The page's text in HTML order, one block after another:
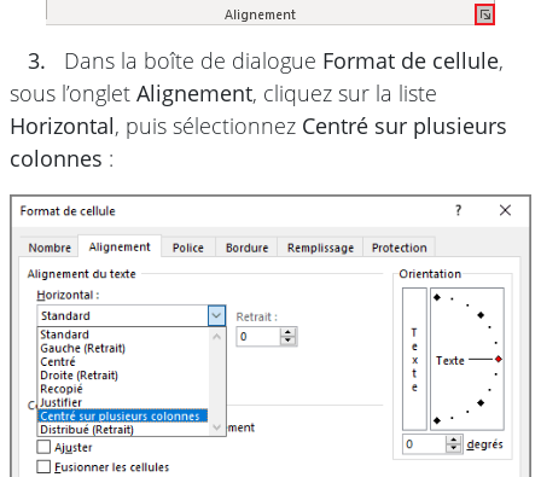
3. Dans la boîte de dialogue Format de cellule,
sous l’onglet Alignement, cliquez sur la liste
Horizontal, puis sélectionnez Centré sur plusieurs
colonnes :